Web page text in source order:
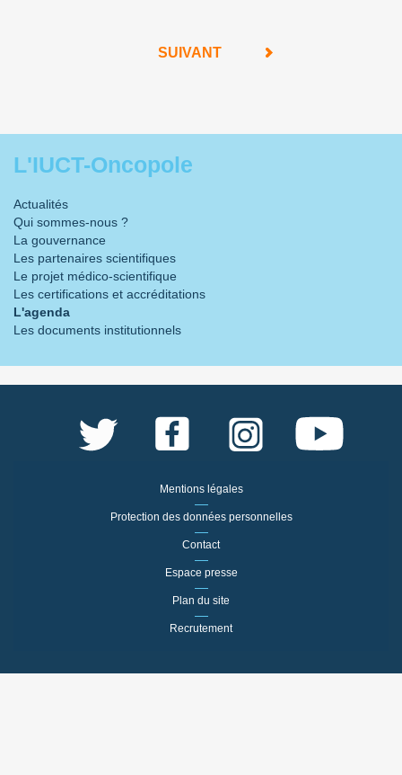
SUIVANT
L'IUCT-Oncopole
Actualités
Qui sommes-nous ?
La gouvernance
Les partenaires scientifiques
Le projet médico-scientifique
Les certifications et accréditations
L'agenda
Les documents institutionnels
Mentions légales
Protection des données personnelles
Contact
Espace presse
Plan du site
Recrutement